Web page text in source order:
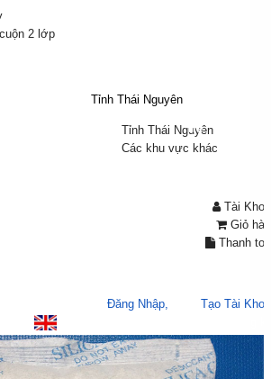
2 lớp
Tỉnh Thái Nguyên
Tỉnh Thái Nguyên
Các khu vực khác
Tài
Giỏ
Thanh
Đăng Nhập,
Tạo Tài
hệ